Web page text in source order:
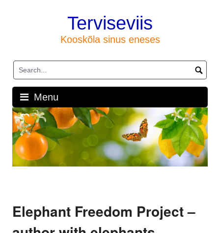
Terviseviis
Kooskõla sinus eneses
Menu
Elephant Freedom Project –